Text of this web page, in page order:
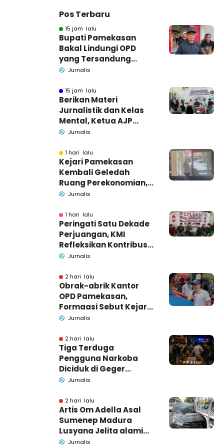
Pos Terbaru
15 jam lalu
Bupati Pamekasan
Bakal Lindungi OPD
yang Tersandung
Dugaan Korupsi
Jurnalis
15 jam lalu
Berikan Materi
Jurnalistik dan Kelas
Mental, Ketua AJP
Bakar Semangat LPM
Jurnalis
1 hari lalu
Kejari Pamekasan
Kembali Geledah
Ruang Perekonomian,
Pidsus: Tunggu Saja!
Jurnalis
1 hari lalu
Peringati Satu Dekade
Perjuangan, KMI
Refleksikan Kontribusi
untuk Masyarakat
Jurnalis
2 hari lalu
Obrak-abrik Kantor
OPD Pamekasan,
Formaasi Sebut Kejari
Pamekasan
Jurnalis
2 hari lalu
Tiga Terduga
Pengguna Narkoba
Diciduk di Geger
Bangkalan, Polisi Masih
Barang Bukti
Jurnalis
2 hari lalu
Artis Om Adella Asal
Sumenep Madura
Lusyana Jelita alami
kecelakaan di Wonogiri
Jurnalis